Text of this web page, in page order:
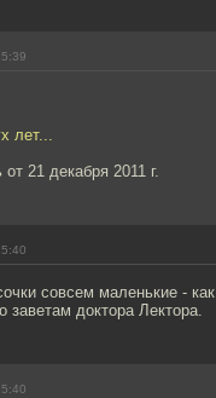
лет...
21 декабря 2011 г.
совсем маленькие -
заветам доктора Лектора.